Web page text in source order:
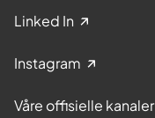
Linked In
Instagram
Våre offisielle kanaler